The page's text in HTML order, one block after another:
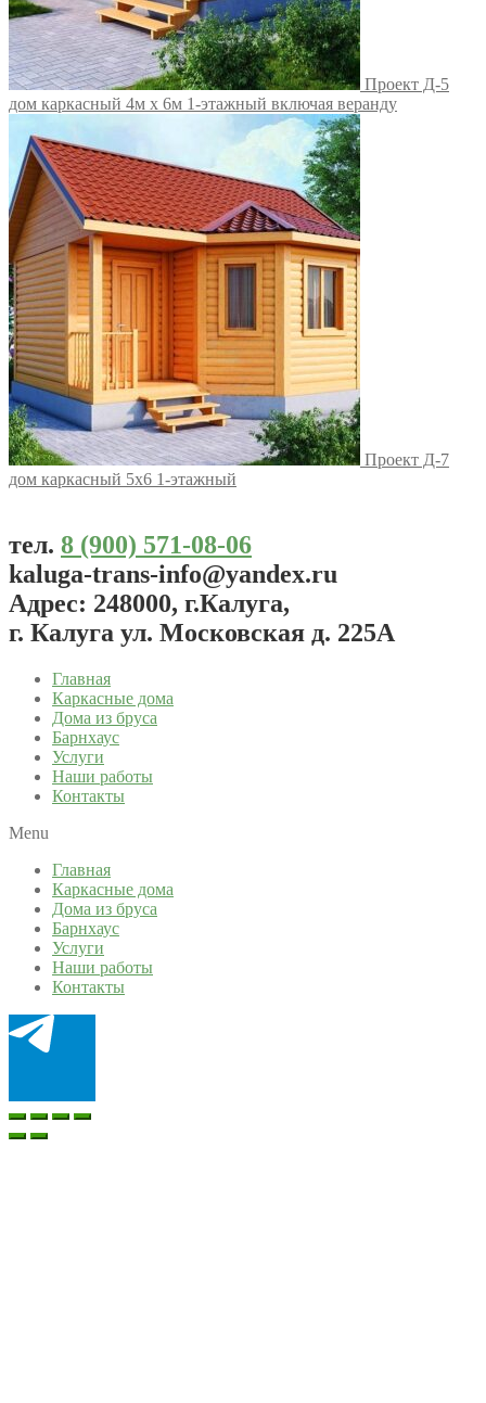
Проект Д-5
дом каркасный 4м х 6м 1-этажный включая веранду
Проект Д-7
дом каркасный 5х6 1-этажный
тел. 8 (900) 571-08-06
kaluga-trans-info@yandex.ru
Адрес: 248000, г.Калуга,
г. Калуга ул. Московская д. 225А
Главная
Каркасные дома
Дома из бруса
Барнхаус
Услуги
Наши работы
Контакты
Menu
Главная
Каркасные дома
Дома из бруса
Барнхаус
Услуги
Наши работы
Контакты